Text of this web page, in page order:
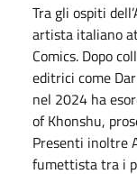
Tra gli ospiti
artista italiano
Comics. Dopo
editrici come
nel 2024 ha
of Khonshu,
Presenti inoltre
fumettista tra i